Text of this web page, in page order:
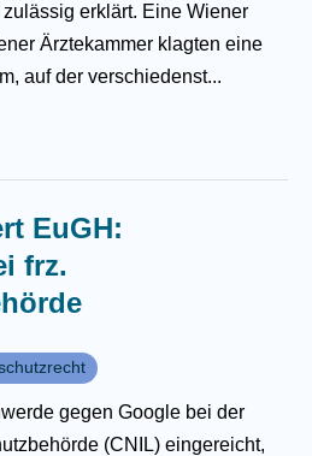
erklärt. Eine Wiener
Ärztekammer klagten eine
auf der verschiedenst...
EuGH:
frz.
gegen Google bei der
(CNIL) eingereicht,